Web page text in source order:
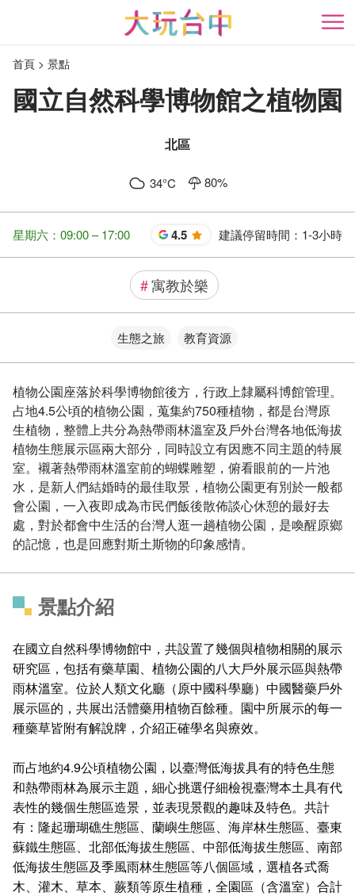
開
首頁 景點
國立自然科學博物館之植物園
北區
34°C 80%
星期六：09:00 – 17:00 4.5 星 建議停留時間： 1-3小時
#寓教於樂
生態之旅 教育資源
植物公園座落於科學博物館後方，行政上隸屬科博館管理。
占地4.5公頃的植物公園，蒐集約750種植物，都是台灣原
生植物，整體上共分為熱帶雨林溫室及戶外台灣各地低海拔
植物生態展示區兩大部分，同時設立有因應不同主題的特展
室。襯著熱帶雨林溫室前的蝴蝶雕塑，俯看眼前的一片池
水，是新人們結婚時的最佳取景，植物公園更有別於一般都
會公園，一入夜即成為市民們飯後散佈談心休憩的最好去
處，對於都會中生活的台灣人逛一趟植物公園，是喚醒原鄉
的記憶，也是回應對斯土斯物的印象感情。
景點介紹
在國立自然科學博物館中，共設置了幾個與植物相關的展示
研究區，包括有藥草園、植物公園的八大戶外展示區與熱帶
雨林溫室。位於人類文化廳（原中國科學廳）中國醫藥戶外
展示區的，共展出活體藥用植物百餘種。園中所展示的每一
種藥草皆附有解說牌，介紹正確學名與療效。
而占地約4.9公頃植物公園，以臺灣低海拔具有的特色生態
和熱帶雨林為展示主題，細心挑選仔細檢視臺灣本土具有代
表性的幾個生態區造景，並表現景觀的趣味及特色。共計
有： 隆起珊瑚礁生態區、 蘭嶼生態區、 海岸林生態區、 臺東
蘇鐵生態區、 北部低海拔生態區、 中部低海拔生態區、 南部
低海拔生態區及季風雨林生態區等八個區域，選植各式喬
木、灌木、草本、蕨類等原生植種，全園區（含溫室）合計